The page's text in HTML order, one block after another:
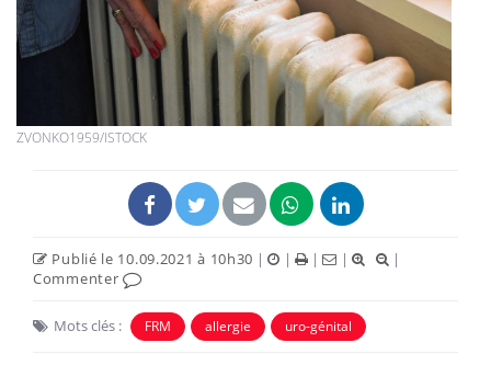
ZVONKO1959/ISTOCK
Publié le 10.09.2021 à 10h30 | | | |
|
Commenter
Mots clés : FRM allergie uro-génital